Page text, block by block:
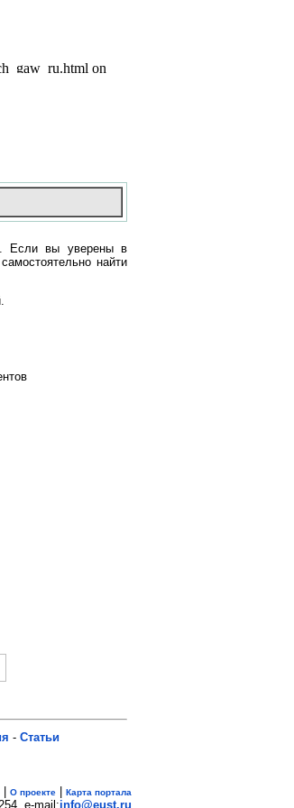
Если вы уверены в
найти
- Статьи
О проекте Карта портала
e-mail:info@eust.ru